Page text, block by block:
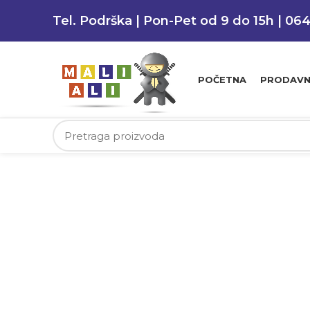
Tel. Podrška | Pon-Pet od 9 do 15h |
POČETNA